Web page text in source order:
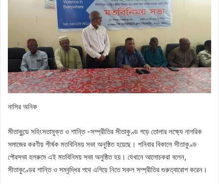
নাসির অনিক
সীতাকুন্ডে সহিংসতামুক্ত ও শান্তি -সম্প্রীতির সীতাকুণ্ড গড়ে তোলার লক্ষ্যে নাগরিক
সমাজের করণীয় শীর্ষক মতবিনিময় সভা অনুষ্ঠিত হয়েছে। শনিবার বিকালে সীতাকুণ্ড
পৌরসভা হলরুমে এই মতবিনিময় সভা অনুষ্ঠিত হয়। যেখানে আলোচকরা বলেন,
সীতাকুণ্ডের শান্তি ও সম্বৃদ্ধির পথে এগিয়ে নিতে সকল সম্প্রীতির গুরুত্বারোপ করেন।